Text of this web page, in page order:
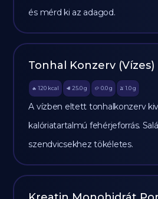
és mérd ki az adagod.
Tonhal Konzerv (Vízes)
🔥 120 kcal 🥩 25.0 g 🥔 0.0g 🫒 1.0 g
A vízben eltett tonhalkonzerv
kalóriatartalmú fehérjeforrás.
szendvicsekhez tökéletes.